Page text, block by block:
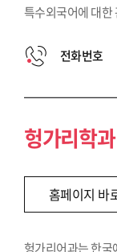
특수외국어에 대한
전화번호
헝가리학과
홈페이지 바
헝가리어과는 한국